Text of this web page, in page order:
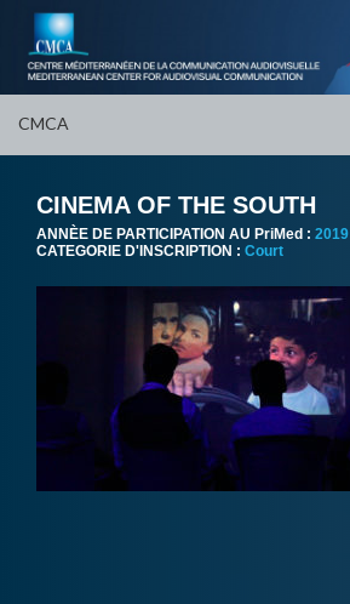
CMCA
CINEMA OF THE SOUTH
ANNÈE DE PARTICIPATION AU PriMed : 2019
CATEGORIE D'INSCRIPTION : Court